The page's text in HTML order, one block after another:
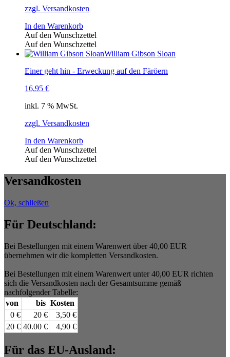
zzgl. Versandkosten
In den Warenkorb
Auf den Wunschzettel
Auf den Wunschzettel
William Gibson Sloan
Einer geht hin - Erweckung auf den Färöern
16,95 €
inkl. 7 % MwSt.
zzgl. Versandkosten
In den Warenkorb
Auf den Wunschzettel
Auf den Wunschzettel
Versandkosten
Ok, schließen
Für Deutschland:
Bei Bestellungen mit einem Warenwert über 40,00 EUR
übernehmen wir die kompletten Versandkosten.
Bei Bestellungen mit einem Warenwert unter 40,00 EUR richten
sich die Versandkosten nach der Gesamtsumme gemäß
nachfolgender Tabelle:
von
bis Kosten
0 €
20 €
3,50 €
20 € 40.00 € 4,90 €
Für das EU-Ausland: